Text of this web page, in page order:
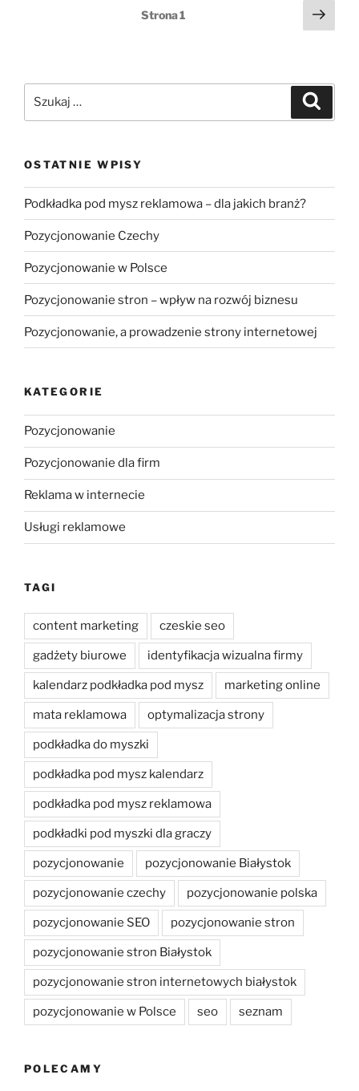
Strona1
OSTATNIE WPISY
Podkładka pod mysz reklamowa – dla jakich branż?
Pozycjonowanie Czechy
Pozycjonowanie w Polsce
Pozycjonowanie stron – wpływ na rozwój biznesu
Pozycjonowanie, a prowadzenie strony internetowej
KATEGORIE
Pozycjonowanie
Pozycjonowanie dla firm
Reklama w internecie
Usługi reklamowe
TAGI
content marketing czeskie seo
gadżety biurowe identyfikacja wizualna firmy
kalendarz podkładka pod mysz marketing online
mata reklamowa optymalizacja strony
podkładka do myszki
podkładka pod mysz kalendarz
podkładka pod mysz reklamowa
podkładki pod myszki dla graczy
pozycjonowanie pozycjonowanie Białystok
pozycjonowanie czechy pozycjonowanie polska
pozycjonowanie SEO pozycjonowanie stron
pozycjonowanie stron Białystok
pozycjonowanie stron internetowych białystok
pozycjonowanie w Polsce seo seznam
POLECAMY